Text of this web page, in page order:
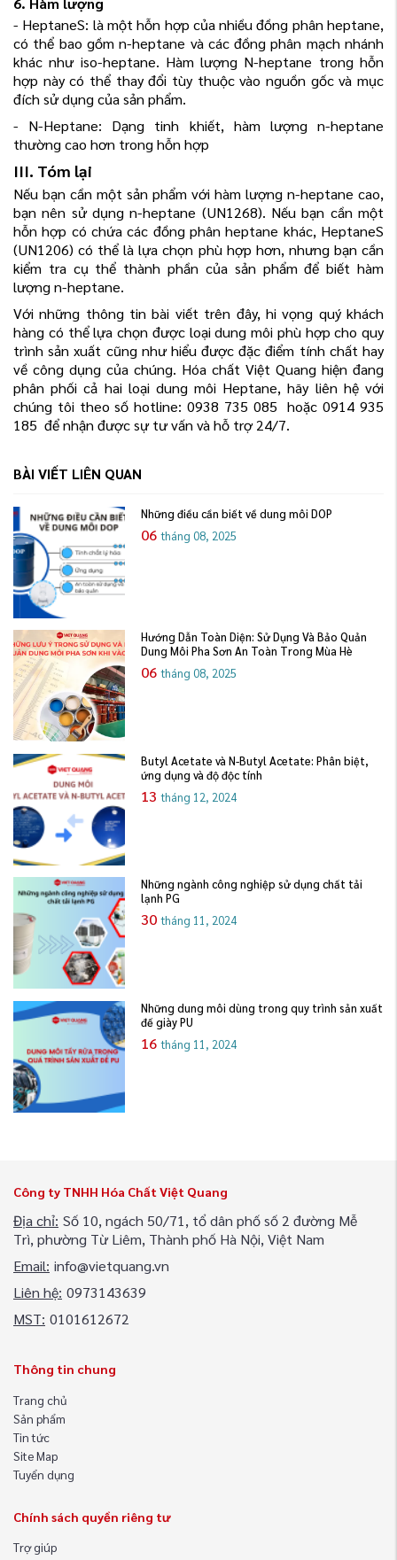
- HeptaneS: là một hỗn hợp của nhiều đồng phân heptane,
có thể bao gồm n-heptane và các đồng phân mạch nhánh
khác như iso-heptane. Hàm lượng N-heptane trong hỗn
hợp này có thể thay đổi tùy thuộc vào nguồn gốc và mục
đích sử dụng của sản phẩm.
- N-Heptane: Dạng tinh khiết, hàm lượng n-heptane
thường cao hơn trong hỗn hợp
III. Tóm lại
Nếu bạn cần một sản phẩm với hàm lượng n-heptane cao,
bạn nên sử dụng n-heptane (UN1268). Nếu bạn cần một
hỗn hợp có chứa các đồng phân heptane khác, HeptaneS
(UN1206) có thể là lựa chọn phù hợp hơn, nhưng bạn cần
kiểm tra cụ thể thành phần của sản phẩm để biết hàm
lượng n-heptane.
Với những thông tin bài viết trên đây, hi vọng quý khách
hàng có thể lựa chọn được loại dung môi phù hợp cho quy
trình sản xuất cũng như hiểu được đặc điểm tính chất hay
về công dụng của chúng. Hóa chất Việt Quang hiện đang
phân phối cả hai loại dung môi Heptane, hãy liên hệ với
chúng tôi theo số hotline: 0938 735 085 hoặc 0914 935
185 để nhận được sự tư vấn và hỗ trợ 24/7.
BÀI VIẾT LIÊN QUAN
Những điều cần biết về dung môi DOP
06 tháng 08, 2025
Hướng Dẫn Toàn Diện: Sử Dụng Và Bảo Quản
Dung Môi Pha Sơn An Toàn Trong Mùa Hè
06 tháng 08, 2025
Butyl Acetate và N-Butyl Acetate: Phân biệt,
ứng dụng và độ độc tính
13 tháng 12, 2024
Những ngành công nghiệp sử dụng chất tải
lạnh PG
30 tháng 11, 2024
Những dung môi dùng trong quy trình sản xuất
đế giày PU
16 tháng 11, 2024
Công ty TNHH Hóa Chất Việt Quang
Địa chỉ: Số 10, ngách 50/71, tổ dân phố số 2 đường Mễ
Trì, phường Từ Liêm, Thành phố Hà Nội, Việt Nam
Email: info@vietquang.vn
Liên hệ: 0973143639
MST: 0101612672
Thông tin chung
Trang chủ
Sản phẩm
Tin tức
Site Map
Tuyển dụng
Chính sách quyền riêng tư
Trợ giúp